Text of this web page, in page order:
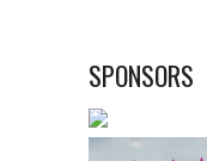
SPONSORS